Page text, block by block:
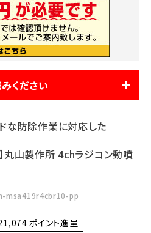
ください
な防除作業に対応した
丸山製作所 4chラジコン動噴
msa419r4cbr10-pp
ポイント進呈 ]